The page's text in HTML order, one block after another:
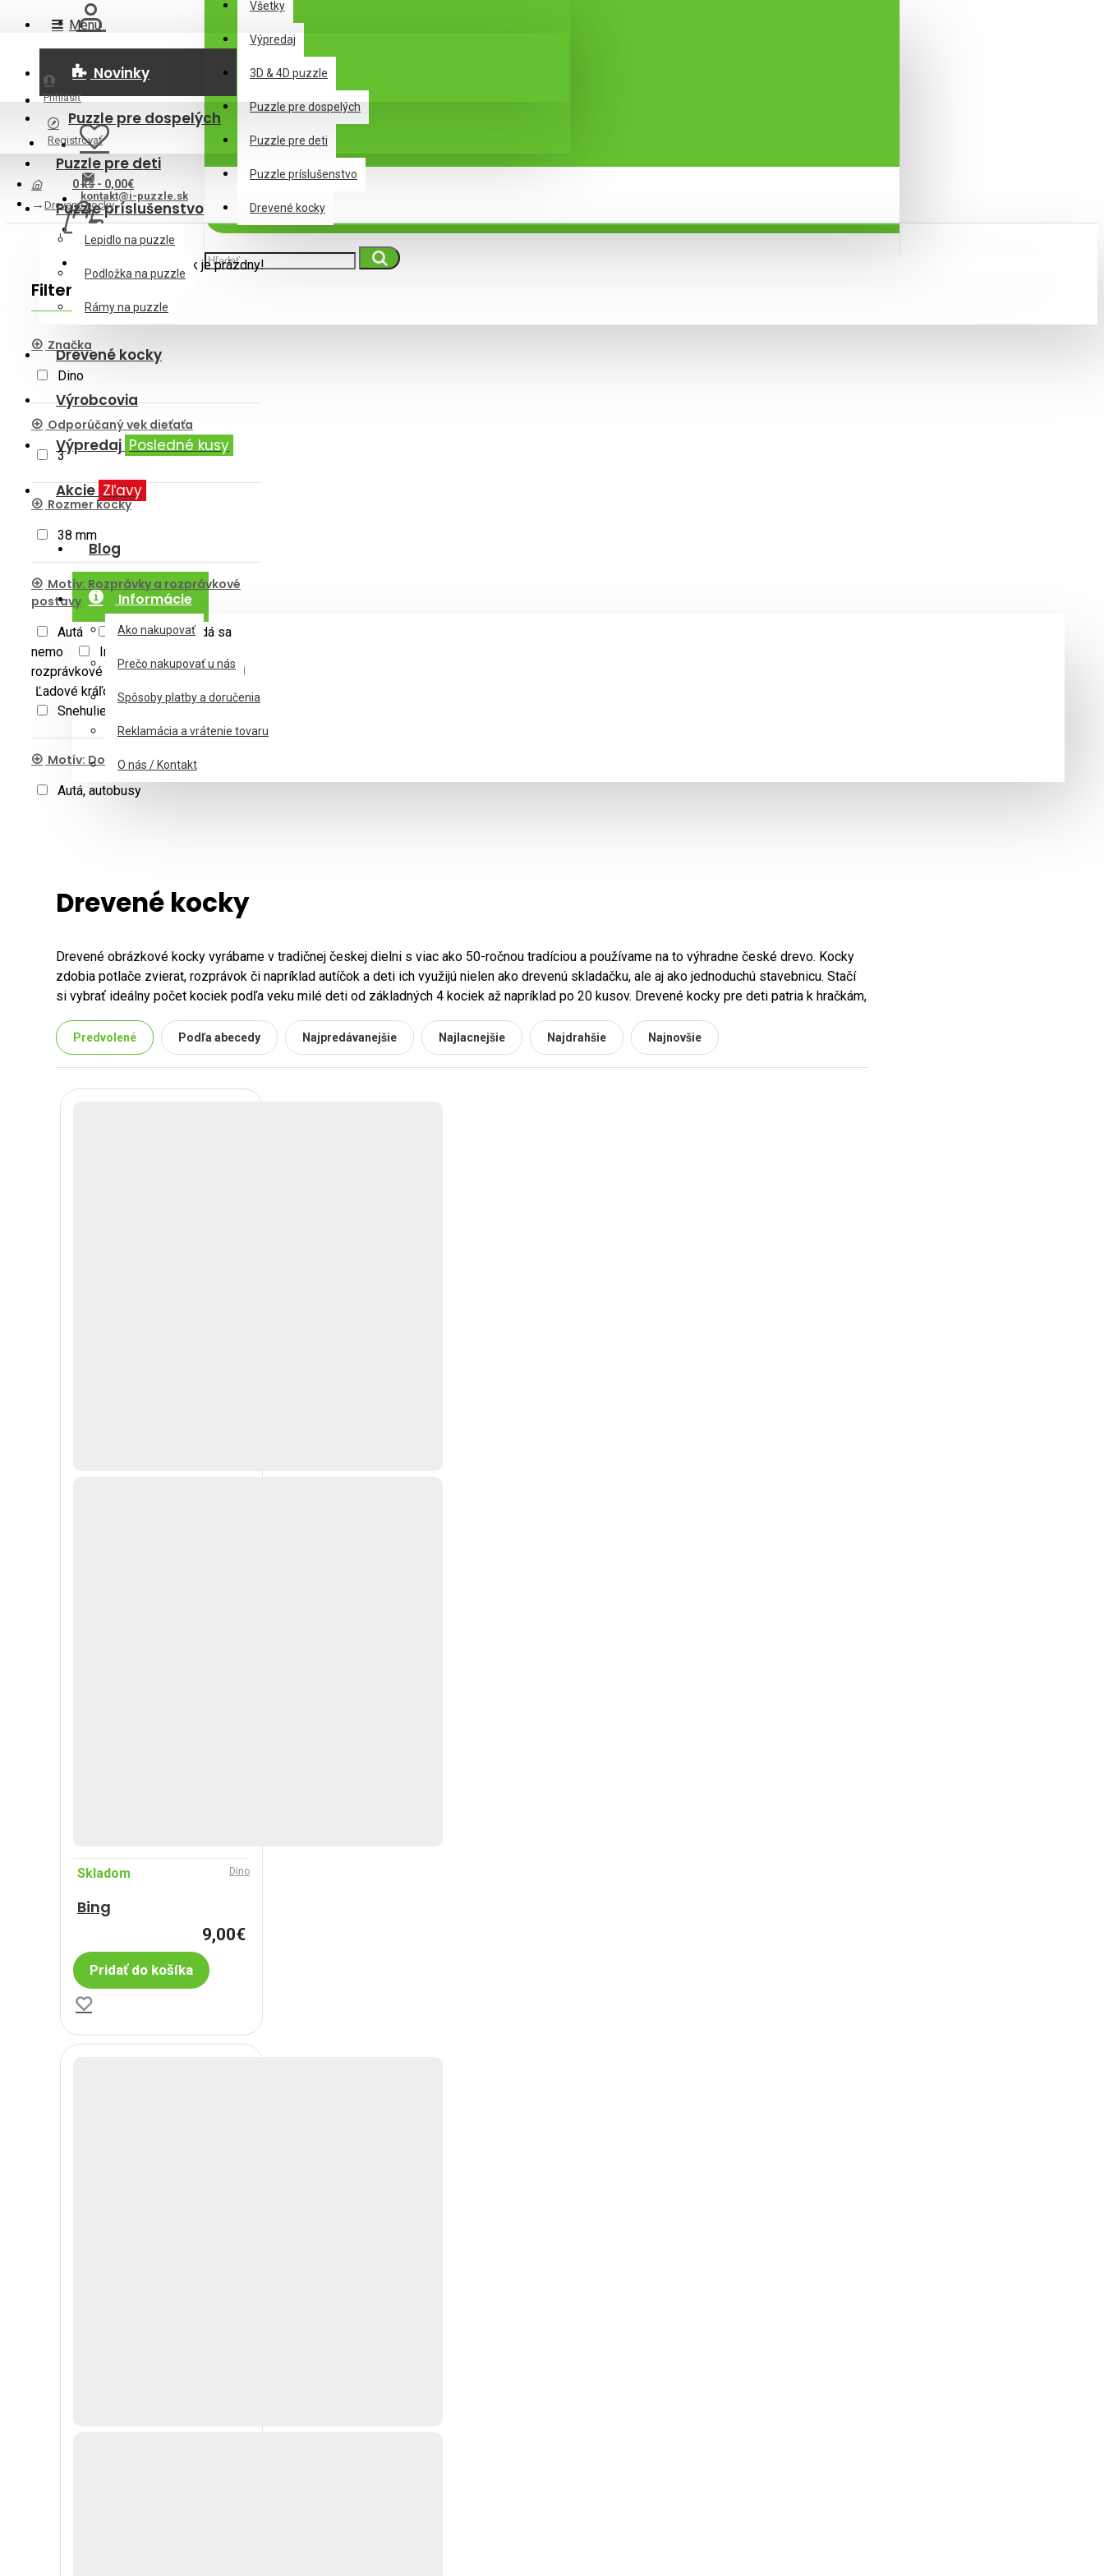
kontakt@i-puzzle.sk
Všetky
Výpredaj
3D & 4D puzzle
Puzzle pre dospelých
Puzzle pre deti
Puzzle príslušenstvo
Drevené kocky
0 ks - 0,00€
Váš nákupný košík je prázdny!
Menu
Novinky
Puzzle pre dospelých
Puzzle pre deti
Puzzle príslušenstvo
Lepidlo na puzzle
Podložka na puzzle
Rámy na puzzle
Drevené kocky
Výrobcovia
Výpredaj Posledné kusy
Akcie Zľavy
Blog
Informácie
Ako nakupovať
Prečo nakupovať u nás
Spôsoby platby a doručenia
Reklamácia a vrátenie tovaru
O nás / Kontakt
Prihlásiť
Registrovať
Drevené kocky
Filter
Značka
Dino
Odporúčaný vek dieťaťa
3
Rozmer kocky
38 mm
Motív: Rozprávky a rozprávkové
postavy
Autá Bing
Hľadá sa
nemo
Iné rozprávky a
rozprávkové postavy
Krtko
Ľadové kráľovstvo
Peppa Pig
Snehulienka
Motív: Doprava a stroje
Autá, autobusy
Drevené kocky
Drevené obrázkové kocky vyrábame v tradičnej českej dielni s viac ako 50-ročnou tradíciou a používame na to výhradne české drevo. Kocky
zdobia potlače zvierat, rozprávok či napríklad autíčok a deti ich využijú nielen ako drevenú skladačku, ale aj ako jednoduchú stavebnicu. Stačí
si vybrať ideálny počet kociek podľa veku milé deti od základných 4 kociek až napríklad po 20 kusov. Drevené kocky pre deti patria k hračkám,
Predvolené Podľa abecedy Najpredávanejšie Najlacnejšie Najdrahšie Najnovšie
Skladom Dino
Bing
9,00€
Pridať do košíka